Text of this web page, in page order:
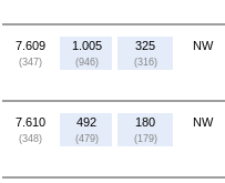
7.609
(347)
1.005
(946)
325
(316)
NW
7.610
(348)
492
(479)
180
(179)
NW